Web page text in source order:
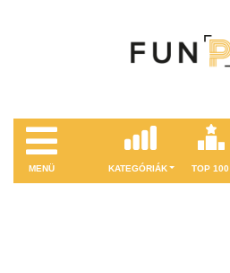
MENÜ KATEGÓRIÁK TOP 100